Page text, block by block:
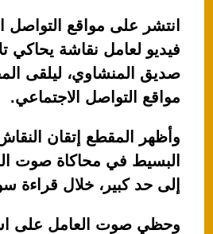
انتشر على مواقع التواصل
فيديو لعامل نقاشة يحاكي
صديق المنشاوي، ليلقى
مواقع التواصل الاجتماعي.
وأظهر المقطع إتقان
البسيط في محاكاة صوت
إلى حد كبير، خلال قراءة
وحظي صوت العامل على